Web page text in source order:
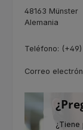
48163 Münster
Alemania
Teléfono: (+49)
Correo